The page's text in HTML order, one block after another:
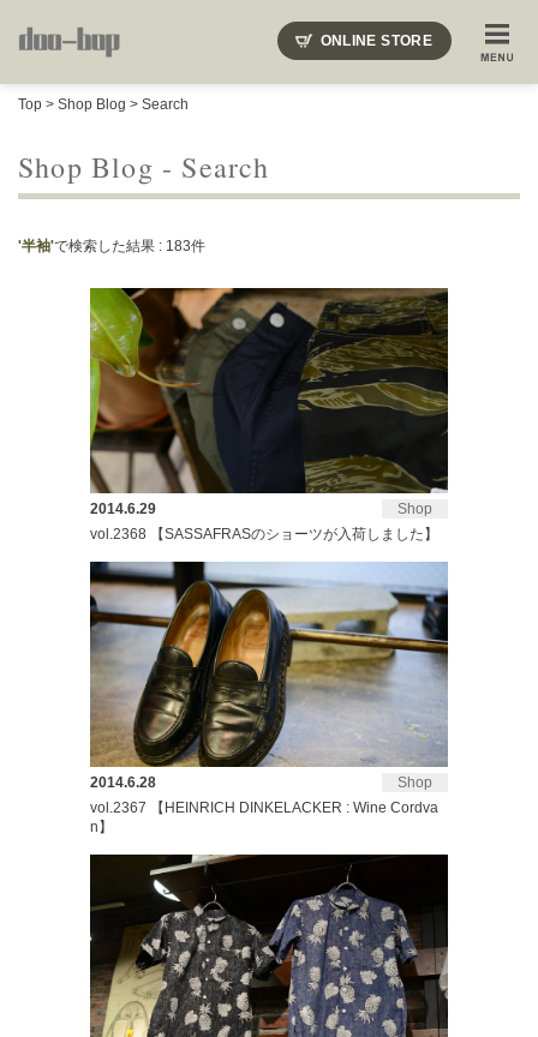
ONLINE STORE
Top > Shop Blog > Search
Shop Blog - Search
'半袖'で検索した結果 : 183件
Shop
2014.6.29
vol.2368 【SASSAFRASのショーツが入荷しました】
Shop
2014.6.28
vol.2367 【HEINRICH DINKELACKER : Wine Cordva
n】